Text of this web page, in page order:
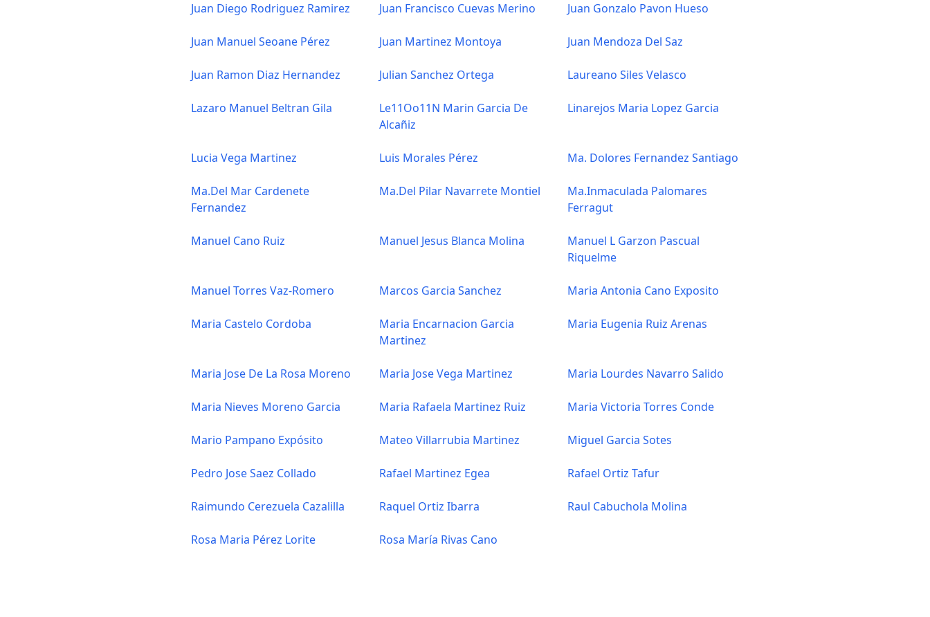
Juan Diego Rodriguez Ramirez Juan Francisco Cuevas Merino Juan Gonzalo Pavon Hueso
Juan Manuel Seoane Pérez Juan Martinez Montoya Juan Mendoza Del Saz
Juan Ramon Diaz Hernandez Julian Sanchez Ortega Laureano Siles Velasco
Lazaro Manuel Beltran Gila
Le11Oo11N Marin Garcia De
Alcañiz
Linarejos Maria Lopez Garcia
Lucia Vega Martinez Luis Morales Pérez Ma. Dolores Fernandez Santiago
Ma.Del Mar Cardenete
Fernandez
Ma.Del Pilar Navarrete Montiel
Ma.Inmaculada Palomares
Ferragut
Manuel Cano Ruiz Manuel Jesus Blanca Molina
Manuel L Garzon Pascual
Riquelme
Manuel Torres Vaz-Romero Marcos Garcia Sanchez Maria Antonia Cano Exposito
Maria Castelo Cordoba
Maria Encarnacion Garcia
Martinez
Maria Eugenia Ruiz Arenas
Maria Jose De La Rosa Moreno Maria Jose Vega Martinez Maria Lourdes Navarro Salido
Maria Nieves Moreno Garcia Maria Rafaela Martinez Ruiz Maria Victoria Torres Conde
Mario Pampano Expósito Mateo Villarrubia Martinez Miguel Garcia Sotes
Pedro Jose Saez Collado Rafael Martinez Egea Rafael Ortiz Tafur
Raimundo Cerezuela Cazalilla Raquel Ortiz Ibarra Raul Cabuchola Molina
Rosa Maria Pérez Lorite Rosa María Rivas Cano